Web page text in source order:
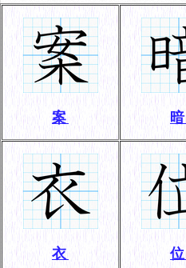
案 暗
衣 位